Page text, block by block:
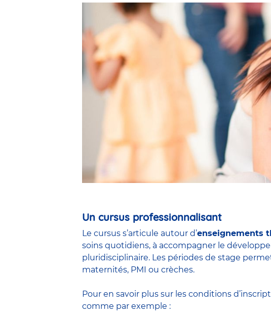
Un cursus professionnalisant
Le cursus s’articule autour d’enseignements
soins quotidiens, à accompagner le
pluridisciplinaire. Les périodes de stage
maternités, PMI ou crèches.
Pour en savoir plus sur les conditions
comme par exemple :